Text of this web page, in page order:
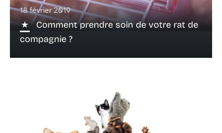
18 février 2019
Comment prendre soin de votre rat de
compagnie ?